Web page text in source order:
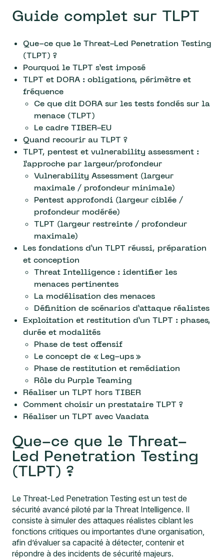
Guide complet sur TLPT
Que-ce que le Threat-Led Penetration Testing
(TLPT) ?
Pourquoi le TLPT s’est imposé
TLPT et DORA : obligations, périmètre et
fréquence
Ce que dit DORA sur les tests fondés sur la
menace (TLPT)
Le cadre TIBER-EU
Quand recourir au TLPT ?
TLPT, pentest et vulnerability assessment :
l’approche par largeur/profondeur
Vulnerability Assessment (largeur
maximale / profondeur minimale)
Pentest approfondi (largeur ciblée /
profondeur modérée)
TLPT (largeur restreinte / profondeur
maximale)
Les fondations d’un TLPT réussi, préparation
et conception
Threat Intelligence : identifier les
menaces pertinentes
La modélisation des menaces
Définition de scénarios d’attaque réalistes
Exploitation et restitution d’un TLPT : phases,
durée et modalités
Phase de test offensif
Le concept de « Leg-ups »
Phase de restitution et remédiation
Rôle du Purple Teaming
Réaliser un TLPT hors TIBER
Comment choisir un prestataire TLPT ?
Réaliser un TLPT avec Vaadata
Que-ce que le Threat-
Led Penetration Testing
(TLPT) ?
Le Threat-Led Penetration Testing est un test de
sécurité avancé piloté par la Threat Intelligence. Il
consiste à simuler des attaques réalistes ciblant les
fonctions critiques ou importantes d’une organisation,
afin d’évaluer sa capacité à détecter, contenir et
répondre à des incidents de sécurité majeurs.